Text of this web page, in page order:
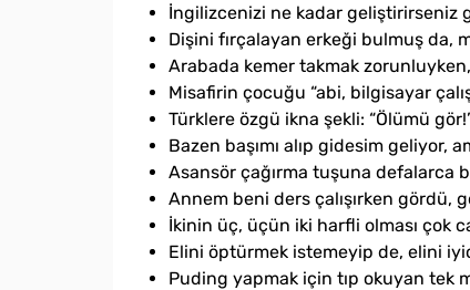
İngilizcenizi ne kadar geliştirirseniz
Dişini fırçalayan erkeği bulmuş da,
Arabada kemer takmak
Misafirin çocuğu “abi, bilgisayar
Türklere özgü ikna şekli: “Ölümü
Bazen başımı alıp gidesim geliyor,
Asansör çağırma tuşuna defalarca
Annem beni ders çalışırken gördü,
İkinin üç, üçün iki harfli olması çok
Elini öptürmek istemeyip de, elini
Puding yapmak için tıp okuyan tek